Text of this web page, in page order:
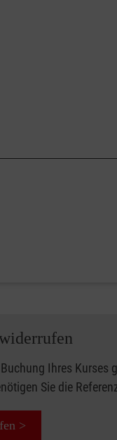
Ihres Kurses
Sie die
>